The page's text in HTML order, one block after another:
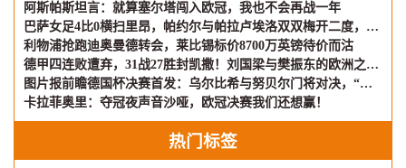
阿斯帕斯坦言：就算塞尔塔闯入欧冠，我也不会再战一年
巴萨女足4比0横扫里昂，帕约尔与帕拉卢埃洛双双梅开二度，重夺欧冠
利物浦抢跑迪奥曼德转会，莱比锡标价8700万英镑待价而沽
德甲四连败遭弃，31战27胜封凯撒！刘国梁与樊振东的欧洲之旅，差距何在？
图片报前瞻德国杯决赛首发：乌尔比希与努贝尔门将对决，“凯迪拉克”或成变数
卡拉菲奥里：夺冠夜声音沙哑，欧冠决赛我们还想赢！
热门标签